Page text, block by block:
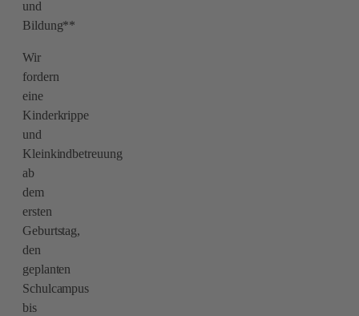
und
Bildung**
Wir
fordern
eine
Kinderkrippe
und
Kleinkindbetreuung
ab
dem
ersten
Geburtstag,
den
geplanten
Schulcampus
bis